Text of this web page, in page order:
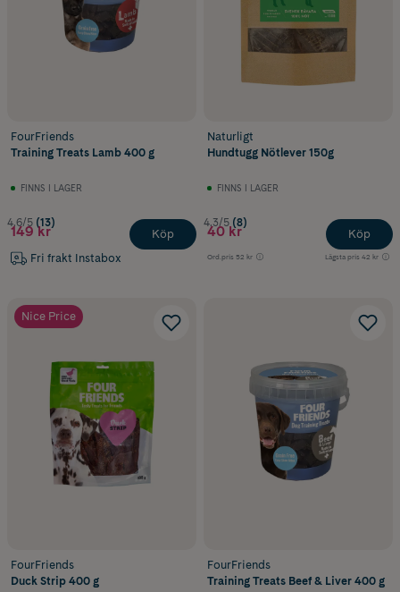
FourFriends
Training Treats Lamb 400 g
FINNS I LAGER
4.6/5 (13)
149 kr
Fri frakt Instabox
Köp
Naturligt
Hundtugg Nötlever 150g
FINNS I LAGER
4.3/5 (8)
40 kr
Ord.pris 52 kr Lägsta pris 42 kr
Köp
Nice Price
FourFriends
Duck Strip 400 g
FourFriends
Training Treats Beef & Liver 400 g